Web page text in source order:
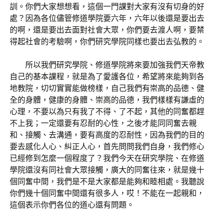
訓。你們大家想想看，這個一門課對大家有沒有切身的好
處？因為各位儘管修道學院要六年，六年以後還是要出去
的啊，還是要出去面對社會大眾，你們要去渡人啊，要禁
得起社會的考驗啊，你們研究學院同樣也要出去弘教的。
所以我們研究學院、修道學院將來要加強我們天帝教
自己的基本課程，就是為了愛護各位，希望將來能夠到各
地教院，切切實實能做榜樣，自己我們有崇高的品德、健
全的身體，健康的身體、崇高的品德，我們樣樣有謙虛的
心理，不要以為只有我了不得、了不起，其他的同奮都趕
不上我；一定還要有忍耐的心性，之後才能同同奮去親
和、接觸、去溝通，要有高度的忍耐性，因為我們的目的
要去感化人心、糾正人心，首先問問我們自身，我們修心
已經修到怎麼一個程度了？我們今天在研究學院、在修道
學院還沒有同社會大眾接觸，廣大的同奮往來，就是幾十
個同奮中間，我們是不是大家都是能夠和睦相處。我聽說
你們幾十個同奮中間還有很多人，哎！不能在一起親和，
這個表示你們各位的道心還有問題。